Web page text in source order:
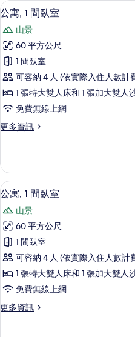
片
臥
的
詳
情
顯
示
公
寓,
間
臥
室
的
有
相
片
9
公寓, 1 間臥室
山景
60 平方公尺
1 間臥室
可容納 4 人 (依實際入住人數計
1 張特大雙人床和 1 張加大雙人
免費無線上網
更多資訊
更
1
間
臥
的
詳
情
顯
示
公
寓,
間
臥
室
的
9
公寓, 1 間臥室
山景
60 平方公尺
1 間臥室
可容納 4 人 (依實際入住人數計
1 張特大雙人床和 1 張加大雙人
免費無線上網
更多資訊
更